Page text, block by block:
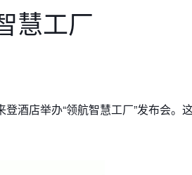
慧工厂
酒店举办“领航智慧工厂”发布会。